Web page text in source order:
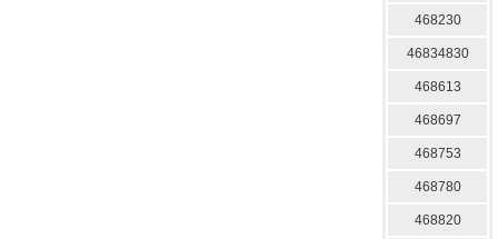
468230
46834830
468613
468697
468753
468780
468820